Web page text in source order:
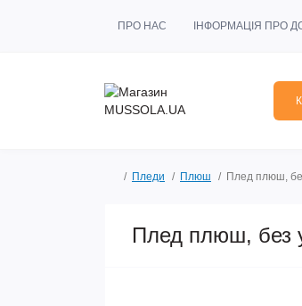
ПРО НАС ІНФОРМАЦІЯ ПРО
Пледи Плюш Плед плюш,
Плед плюш, без